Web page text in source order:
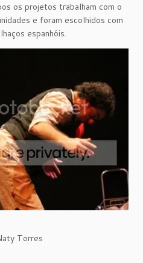
os projetos trabalham com o
e foram escolhidos com
espanhóis.
Torres